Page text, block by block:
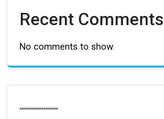
Recent Comments
No comments to show.